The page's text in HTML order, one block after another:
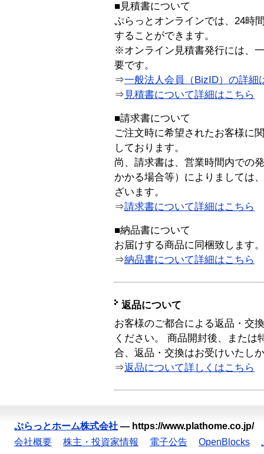
■見積書について
ぷらっとオンラインでは、24時
することができます。
※オンライン見積書発行には、
要です。
⇒一般法人会員（BizID）の詳細
⇒ 見積書について詳細はこちら
■請求書について
ご注文時に希望されたお客様に
しております。
尚、請求書は、営業時間内での
かかる場合等）によりましては
ざいます。
⇒請求書について詳細はこちら
■納品書について
お届けする商品に同梱致します。
⇒納品書について詳細はこちら
返品について
お客様のご都合による返品・交
ください。 商品開封後、または
合、返品・交換はお受けいたし
⇒返品について詳しくはこちら
ぷらっとホーム株式会社 — https://www.plathome.co.jp/
会社概要
株主・投資家情報 電子公告 OpenBlocks